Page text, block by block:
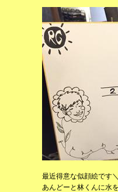
最近得意な似顔絵です
あんどーと林くんに水